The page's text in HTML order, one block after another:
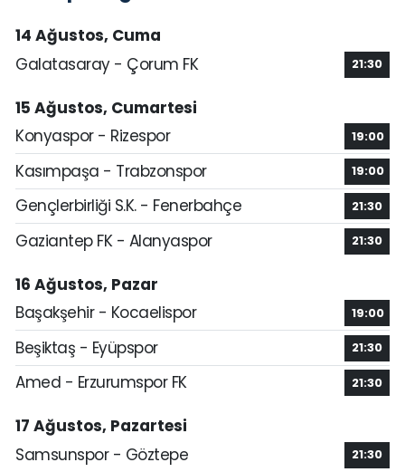
14 Ağustos, Cuma
Galatasaray - Çorum FK
21:30
15 Ağustos, Cumartesi
Konyaspor - Rizespor
19:00
Kasımpaşa - Trabzonspor 19:00
Gençlerbirliği S.K. - Fenerbahçe 21:30
Gaziantep FK - Alanyaspor 21:30
16 Ağustos, Pazar
Başakşehir - Kocaelispor
19:00
Beşiktaş - Eyüpspor 21:30
Amed - Erzurumspor FK 21:30
17 Ağustos, Pazartesi
Samsunspor - Göztepe
21:30